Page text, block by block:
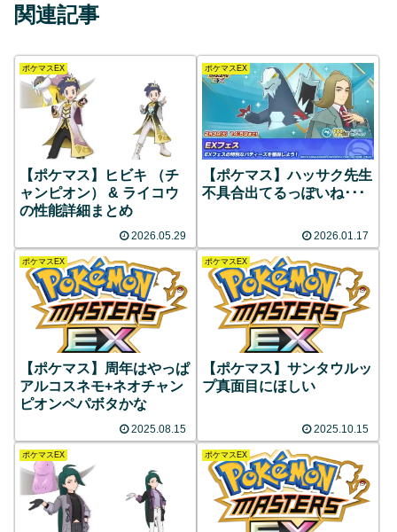
関連記事
ポケマスEX
【ポケマス】ヒビキ （チ
ャンピオン） & ライコウ
の性能詳細まとめ
2026.05.29
ポケマスEX
【ポケマス】ハッサク先生
不具合出てるっぽいね･･･
2026.01.17
ポケマスEX
【ポケマス】周年はやっぱ
アルコスネモ+ネオチャン
ピオンペパボタかな
2025.08.15
ポケマスEX
【ポケマス】サンタウルッ
プ真面目にほしい
2025.10.15
ポケマスEX ポケマスEX